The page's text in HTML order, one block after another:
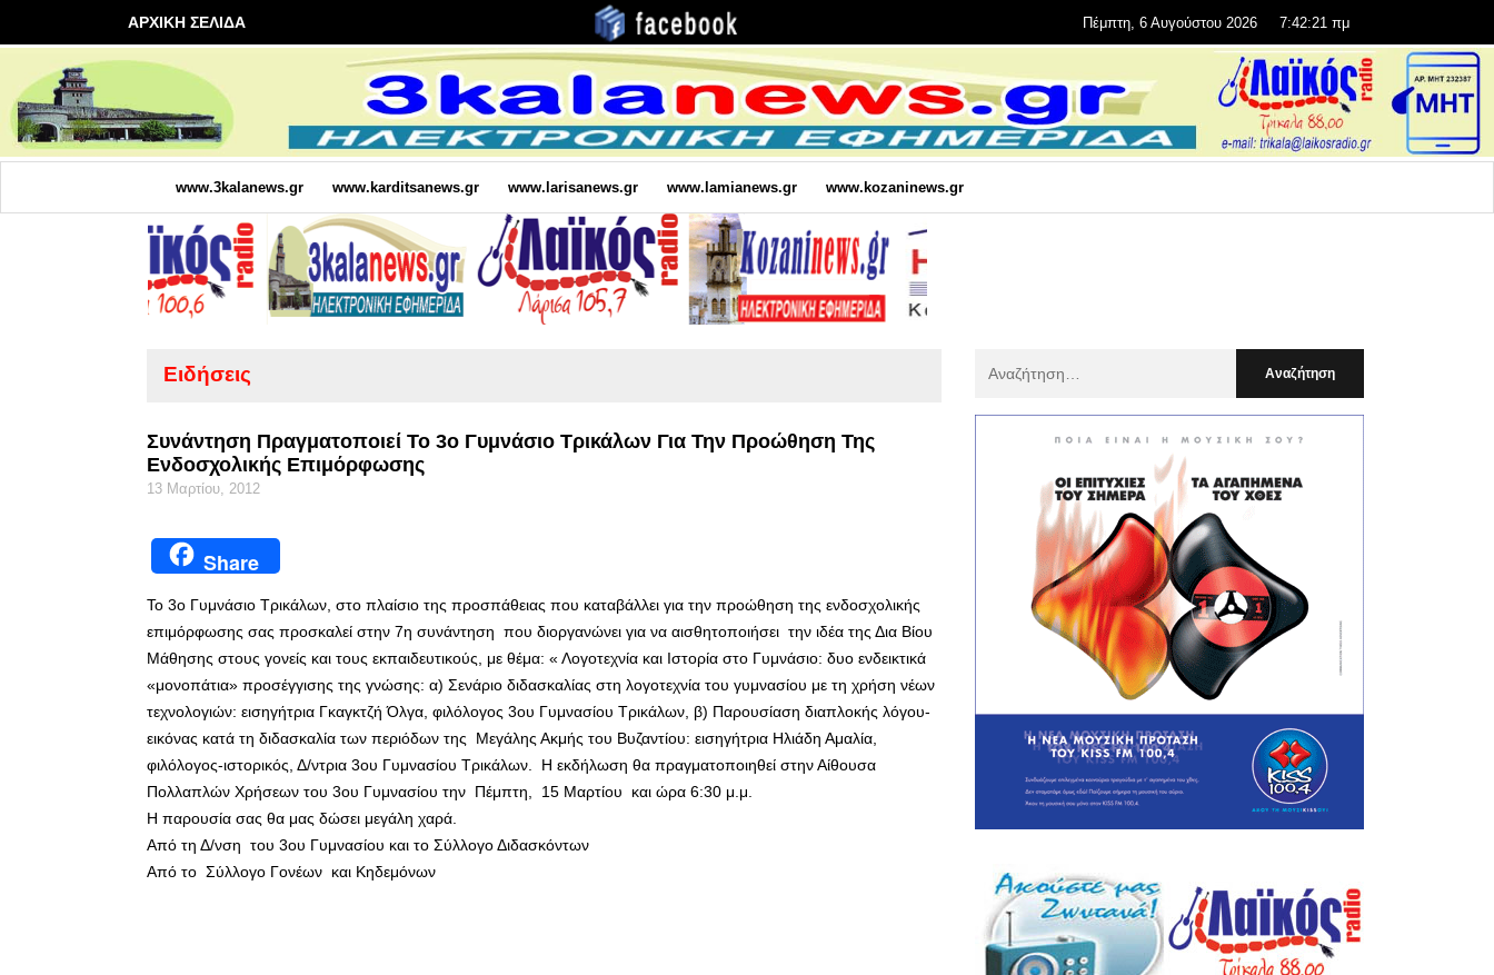
ΑΡΧΙΚΗ ΣΕΛΙΔΑ Πέμπτη, 6 Αυγούστου 2026 7:42:22 πμ
www.3kalanews.gr www.karditsanews.gr www.larisanews.gr www.lamianews.gr www.kozaninews.gr
Ειδήσεις
Συνάντηση Πραγματοποιεί Το 3ο Γυμνάσιο Τρικάλων Για Την Προώθηση Της
Ενδοσχολικής Επιμόρφωσης
13 Μαρτίου, 2012
Share
Το 3ο Γυμνάσιο Τρικάλων, στο πλαίσιο της προσπάθειας που καταβάλλει για την προώθηση της ενδοσχολικής
επιμόρφωσης σας προσκαλεί στην 7η συνάντηση που διοργανώνει για να αισθητοποιήσει την ιδέα της Δια Βίου
Μάθησης στους γονείς και τους εκπαιδευτικούς, με θέμα: « Λογοτεχνία και Ιστορία στο Γυμνάσιο: δυο ενδεικτικά
«μονοπάτια» προσέγγισης της γνώσης: α) Σενάριο διδασκαλίας στη λογοτεχνία του γυμνασίου με τη χρήση νέων
τεχνολογιών: εισηγήτρια Γκαγκτζή Όλγα, φιλόλογος 3ου Γυμνασίου Τρικάλων, β) Παρουσίαση διαπλοκής λόγου-
εικόνας κατά τη διδασκαλία των περιόδων της Μεγάλης Ακμής του Βυζαντίου: εισηγήτρια Ηλιάδη Αμαλία,
φιλόλογος-ιστορικός, Δ/ντρια 3ου Γυμνασίου Τρικάλων. Η εκδήλωση θα πραγματοποιηθεί στην Αίθουσα
Πολλαπλών Χρήσεων του 3ου Γυμνασίου την Πέμπτη, 15 Μαρτίου και ώρα 6:30 μ.μ.
Η παρουσία σας θα μας δώσει μεγάλη χαρά.
Από τη Δ/νση του 3ου Γυμνασίου και το Σύλλογο Διδασκόντων
Από το Σύλλογο Γονέων και Κηδεμόνων
: